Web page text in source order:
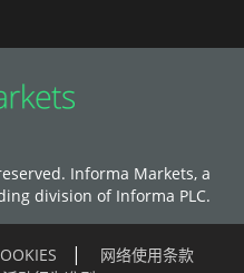
Informa Markets, a
division of Informa PLC.
网络使用条款